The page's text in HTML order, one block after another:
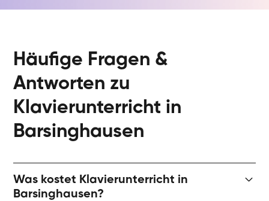
Häufige Fragen &
Antworten zu
Klavierunterricht in
Barsinghausen
Was kostet Klavierunterricht in
Barsinghausen?